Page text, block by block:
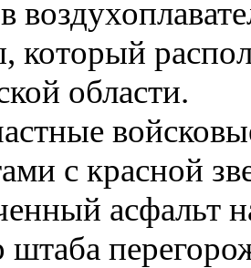
который
области.
с красной
асфальт